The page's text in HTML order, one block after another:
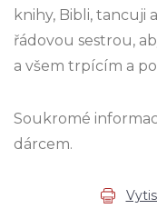
knihy, Bibli, tancuji
řádovou sestrou,
a všem trpícím a
Soukromé
dárcem.